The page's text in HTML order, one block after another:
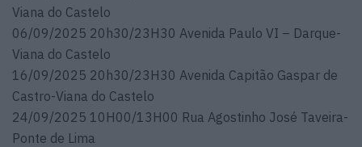
Viana do Castelo
06/09/2025 20h30/23H30 Avenida Paulo VI – Darque-
Viana do Castelo
16/09/2025 20h30/23H30 Avenida Capitão Gaspar de
Castro-Viana do Castelo
24/09/2025 10H00/13H00 Rua Agostinho José Taveira-
Ponte de Lima